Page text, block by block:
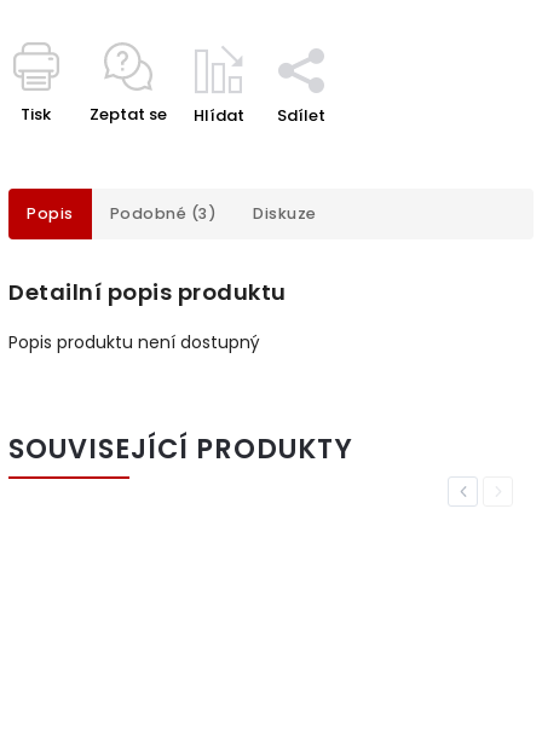
Tisk Zeptat se Hlídat Sdílet
Popis Podobné (3) Diskuze
Detailní popis produktu
Popis produktu není dostupný
SOUVISEJÍCÍ PRODUKTY
PreviousNext